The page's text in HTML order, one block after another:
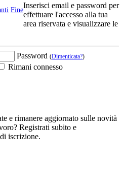
Fine
Inserisci email e password per
effettuare l'accesso alla tua
area riservata e visualizzare le
Password (Dimenticata?)
Rimani connesso
e rimanere aggiornato sulle novità
Registrati subito e
iscrizione.